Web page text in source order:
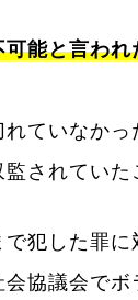
可能と言わ
れていなか
されていた
犯した罪に
協議会で